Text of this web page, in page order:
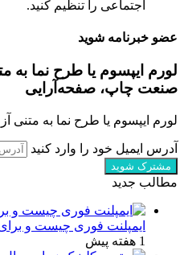
اجتماعی را تنظیم کنید.
عضو خبرنامه شوید
لورم ایپسوم یا طرح‌ نما به
صنعت چاپ، صفحه‌آرایی
لورم ایپسوم یا طرح‌ نما به متنی
آدرس ایمیل خود را وارد کنید
مطالب جدید
ایمپلنت فوری چیست و
1 هفته پیش